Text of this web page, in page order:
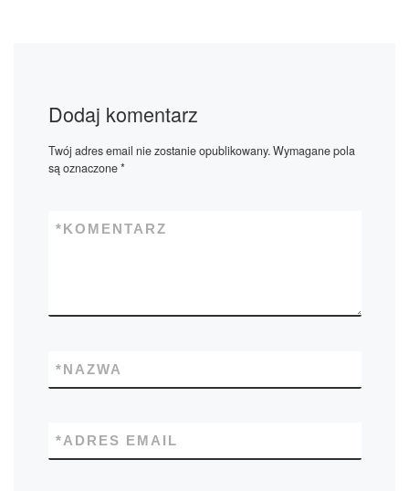
Dodaj komentarz
Twój adres email nie zostanie opublikowany.Wymagane pola
są oznaczone*
KOMENTARZ
*
NAZWA
*
ADRES EMAIL
*